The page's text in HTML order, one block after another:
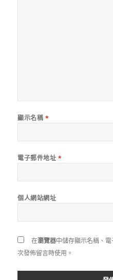
顯示名稱 *
電子郵件地址 *
個人網站網址
在瀏覽器中儲存顯示名稱、
次發佈留言時使用。